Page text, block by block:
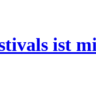
ist